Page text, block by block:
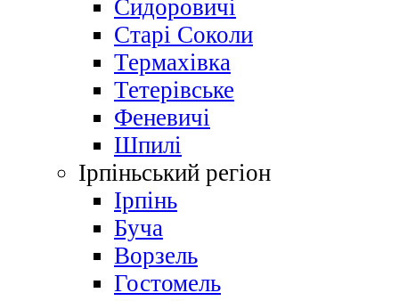
Сидоровичі
Старі Соколи
Термахівка
Тетерівське
Феневичі
Шпилі
Ірпіньський регіон
Ірпінь
Буча
Ворзель
Гостомель